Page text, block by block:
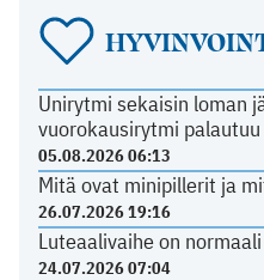
Unirytmi sekaisin loman
vuorokausirytmi palautuu
05.08.2026 06:13
Mitä ovat minipillerit ja
26.07.2026 19:16
Luteaalivaihe on
24.07.2026 07:04